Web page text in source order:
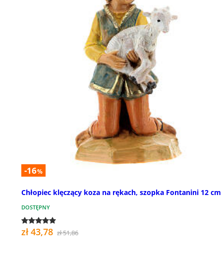
-16%
Chłopiec klęczący koza na rękach, szopka Fontanini 12 cm
DOSTĘPNY
zł 43,78 zł 51,86